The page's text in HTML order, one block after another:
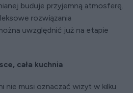
buduje przyjemną atmosferę.
rozwiązania
uwzględnić już na etapie
cała kuchnia
nie musi oznaczać wizyt w kilku